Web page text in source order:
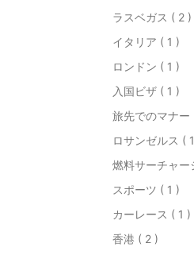
ラスベガス ( 2 )
イタリア ( 1 )
ロンドン ( 1 )
入国ビザ ( 1 )
旅先でのマナー
ロサンゼルス (
燃料サーチャー
スポーツ ( 1 )
カーレース ( 1 )
香港 ( 2 )